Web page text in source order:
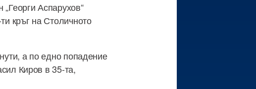
Аспарухов“
кръг на Столичното
а по едно попадение
Киров в 35-та,